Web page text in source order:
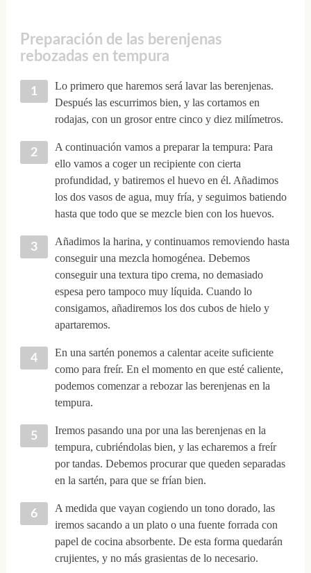
Preparación de las berenjenas
rebozadas en tempura
Lo primero que haremos será lavar las berenjenas.
Después las escurrimos bien, y las cortamos en
rodajas, con un grosor entre cinco y diez milímetros.
A continuación vamos a preparar la tempura: Para
ello vamos a coger un recipiente con cierta
profundidad, y batiremos el huevo en él. Añadimos
los dos vasos de agua, muy fría, y seguimos batiendo
hasta que todo que se mezcle bien con los huevos.
Añadimos la harina, y continuamos removiendo hasta
conseguir una mezcla homogénea. Debemos
conseguir una textura tipo crema, no demasiado
espesa pero tampoco muy líquida. Cuando lo
consigamos, añadiremos los dos cubos de hielo y
apartaremos.
En una sartén ponemos a calentar aceite suficiente
como para freír. En el momento en que esté caliente,
podemos comenzar a rebozar las berenjenas en la
tempura.
Iremos pasando una por una las berenjenas en la
tempura, cubriéndolas bien, y las echaremos a freír
por tandas. Debemos procurar que queden separadas
en la sartén, para que se frían bien.
A medida que vayan cogiendo un tono dorado, las
iremos sacando a un plato o una fuente forrada con
papel de cocina absorbente. De esta forma quedarán
crujientes, y no más grasientas de lo necesario.